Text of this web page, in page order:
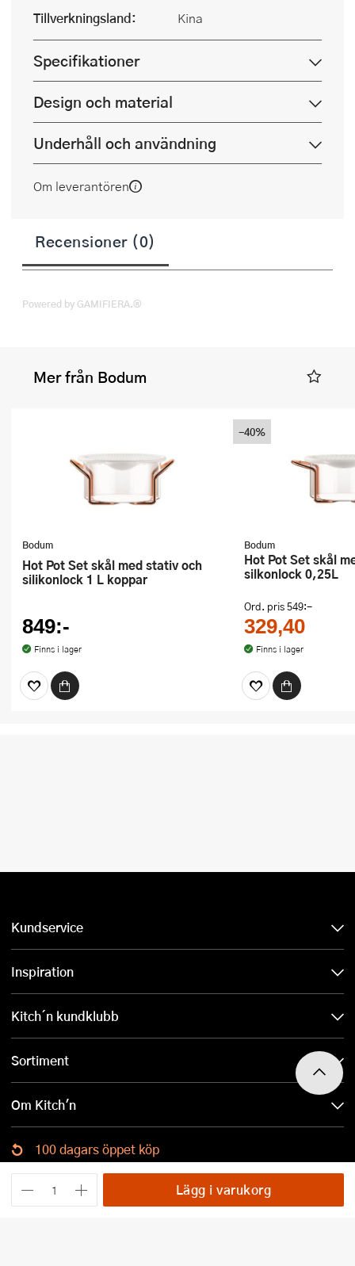
Lägg i varukorg
Tillverkningsland:
Kina
Specifikationer
Design och material
Underhåll och användning
Om leverantören
Recensioner (0)
Powered by GAMIFIERA.®
Mer från Bodum
Bodum
Hot Pot Set skål med stativ och
silikonlock 1 L koppar
849:-
Finns i lager
Bodum
Hot Pot Set skål med stativ och
silkonlock 0,25L
Ord. pris549:-
329,40
Finns i lager
-40%
Kundservice
Inspiration
Kitch´n kundklubb
Sortiment
Om Kitch'n
100 dagars öppet köp
Ladda ned Kitch´n-appen